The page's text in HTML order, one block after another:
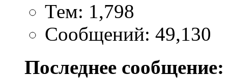
Тем: 1,798
Сообщений: 49,130
Последнее сообщение: